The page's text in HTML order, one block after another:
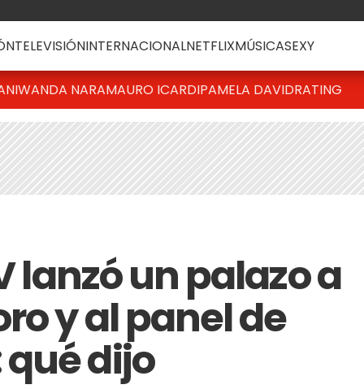
TELEVISIÓNINTERNACIONALNETFLIXMÚSICASEXY
WANDA NARAMAURO ICARDIPAMELA DAVIDRATING
lanzó un palazo a
y al panel de
dijo